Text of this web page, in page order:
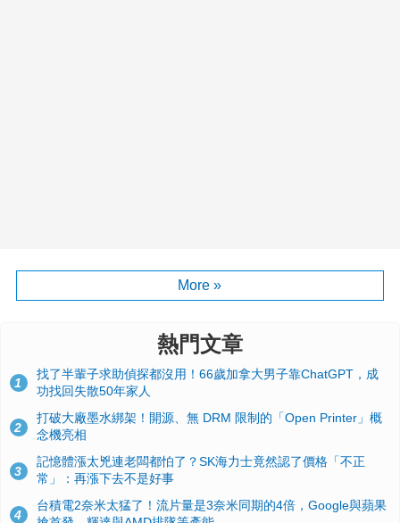
More »
熱門文章
1
找了半輩子求助偵探都沒用！66歲加拿大男子靠ChatGPT，成
功找回失散50年家人
2
打破大廠墨水綁架！開源、無 DRM 限制的「Open Printer」概
念機亮相
3
記憶體漲太兇連老闆都怕了？SK海力士竟然認了價格「不正
常」：再漲下去不是好事
4
台積電2奈米太猛了！流片量是3奈米同期的4倍，Google與蘋果